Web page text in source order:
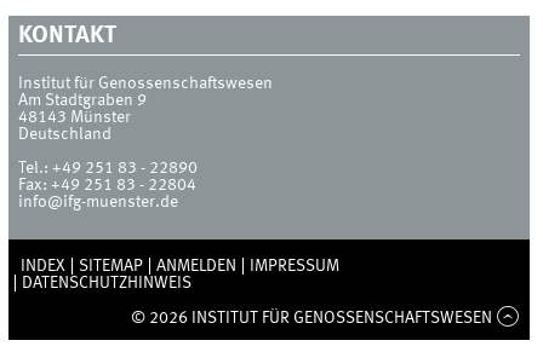
KONTAKT
Institut für Genossenschaftswesen
Am Stadtgraben 9
48143 Münster
Deutschland
Tel.:+49 251 83 - 22890
Fax:+49 251 83 - 22804
info@ifg-muenster.de
INDEX SITEMAP ANMELDEN
IMPRESSUM
DATENSCHUTZHINWEIS
© 2026 INSTITUT FÜR GENOSSENSCHAFTSWESEN